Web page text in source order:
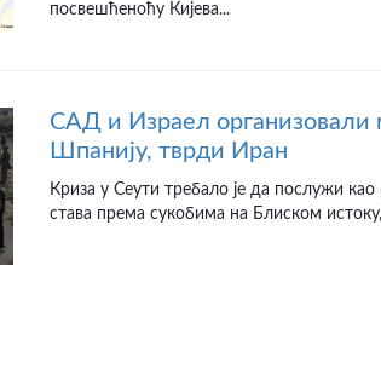
посвешћеноћу Кијева...
САД и Израел организовали
Шпанију, тврди Иран
Криза у Сеути требало је да послужи
става према сукобима на Блиском